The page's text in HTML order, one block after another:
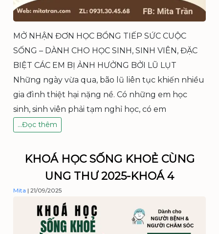
n
g
U
G
T
Ư
2
0
2
h
MỞ NHẬN ĐƠN HỌC BỔNG TIẾP SỨC CUỘC
SỐNG – DÀNH CHO HỌC SINH, SINH VIÊN, ĐẶC
BIỆT CÁC EM BỊ ẢNH HƯỞNG BỞI LŨ LỤT
Những ngày vừa qua, bão lũ liên tục khiến nhiều
gia đình thiệt hại nặng nề. Có những em học
sinh, sinh viên phải tạm nghỉ học, có em
…Đ
Ă
G
K
Đọc thêm
KHOÁ HỌC SỐNG KHOẺ CÙNG
UNG THƯ 2025-KHOÁ 4
Mita | 21/09/2025